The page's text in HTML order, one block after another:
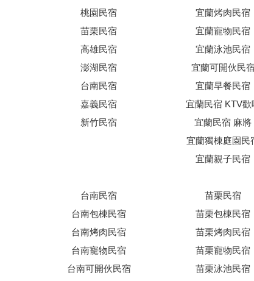
桃園民宿
苗栗民宿
高雄民宿
澎湖民宿
台南民宿
嘉義民宿
新竹民宿
宜蘭烤肉民宿
宜蘭寵物民宿
宜蘭泳池民宿
宜蘭可開伙民宿
宜蘭早餐民宿
宜蘭民宿 KTV歡
宜蘭民宿 麻將
宜蘭獨棟庭園民
宜蘭親子民宿
台南民宿
台南包棟民宿
台南烤肉民宿
台南寵物民宿
台南可開伙民宿
苗栗民宿
苗栗包棟民宿
苗栗烤肉民宿
苗栗寵物民宿
苗栗泳池民宿